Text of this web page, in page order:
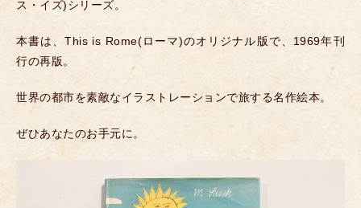
ス・イズ)シリーズ。
本書は、This is Rome(ローマ)のオリジナル版で、1969年刊
行の再版。
世界の都市を素敵なイラストレーションで旅する名作絵本。
ぜひあなたのお手元に。